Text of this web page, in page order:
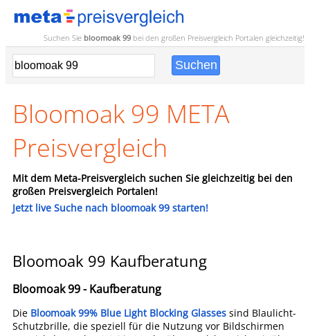
Suchen Sie bloomoak 99 bei den großen Preisvergleich Portalen gleichzeitig!
Bloomoak 99 META
Preisvergleich
Mit dem Meta-Preisvergleich suchen Sie gleichzeitig bei den
großen Preisvergleich Portalen!
Jetzt live Suche nach bloomoak 99 starten!
Bloomoak 99 Kaufberatung
Bloomoak 99 - Kaufberatung
Die Bloomoak 99% Blue Light Blocking Glasses sind Blaulicht-
Schutzbrille, die speziell für die Nutzung vor Bildschirmen